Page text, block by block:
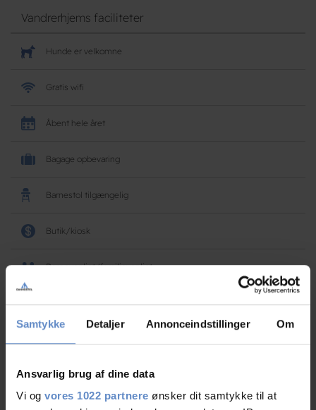
Samtykke Detaljer Annonceindstillinger Om
Ansvarlig brug af dine data
Vi og vores 1022 partnere ønsker dit samtykke til at
Vandrerhjems faciliteter
Hunde er velkomne
Gratis wifi
Åbent hele året
Bagage opbevaring
Barnestol tilgængelig
Butik/kiosk
Børnevenligt/familievenligt
Cykelværksted
Gratis parkering